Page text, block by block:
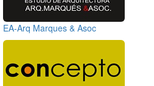
EA-Arq Marques & Asoc